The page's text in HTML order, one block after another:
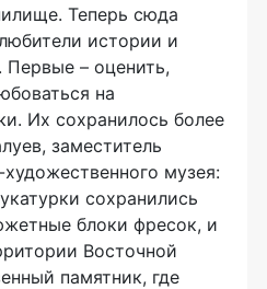
Теперь сюда
истории и
– оценить,
на
Их сохранилось более
заместитель
музея:
сохранились
блоки фресок, и
Восточной
памятник, где